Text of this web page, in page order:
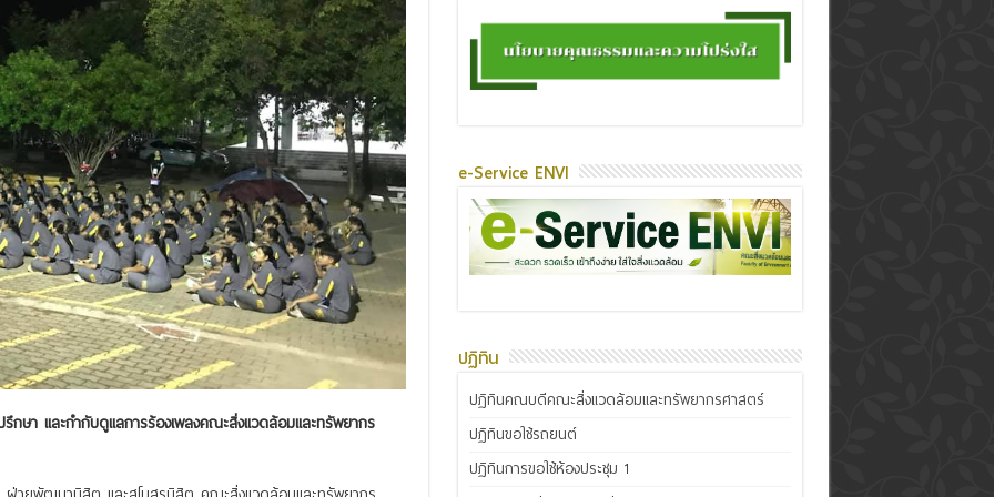
กษา และกำกับดูแลการร้องเพลงคณะสิ่งแวดล้อมและทรัพยากร
e-Service ENVI
ปฏิทิน
ปฏิทินคณบดีคณะสิ่งแวดล้อมและทรัพยากรศาสตร์
ปฏิทินขอใช้รถยนต์
ปฏิทินการขอใช้ห้องประชุม 1